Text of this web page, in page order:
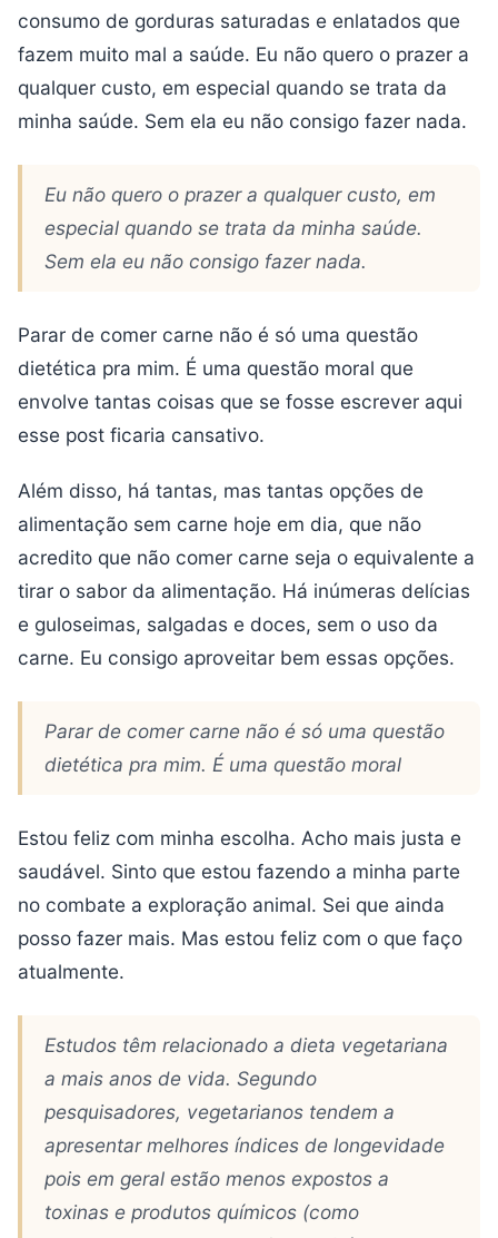
consumo de gorduras saturadas e enlatados que
fazem muito mal a saúde. Eu não quero o prazer a
qualquer custo, em especial quando se trata da
minha saúde. Sem ela eu não consigo fazer nada.
Eu não quero o prazer a qualquer custo, em
especial quando se trata da minha saúde.
Sem ela eu não consigo fazer nada.
Parar de comer carne não é só uma questão
dietética pra mim. É uma questão moral que
envolve tantas coisas que se fosse escrever aqui
esse post ficaria cansativo.
Além disso, há tantas, mas tantas opções de
alimentação sem carne hoje em dia, que não
acredito que não comer carne seja o equivalente a
tirar o sabor da alimentação. Há inúmeras delícias
e guloseimas, salgadas e doces, sem o uso da
carne. Eu consigo aproveitar bem essas opções.
Parar de comer carne não é só uma questão
dietética pra mim. É uma questão moral
Estou feliz com minha escolha. Acho mais justa e
saudável. Sinto que estou fazendo a minha parte
no combate a exploração animal. Sei que ainda
posso fazer mais. Mas estou feliz com o que faço
atualmente.
Estudos têm relacionado a dieta vegetariana
a mais anos de vida. Segundo
pesquisadores, vegetarianos tendem a
apresentar melhores índices de longevidade
pois em geral estão menos expostos a
toxinas e produtos químicos (como